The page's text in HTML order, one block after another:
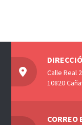
Calle Real
10820
CORREO